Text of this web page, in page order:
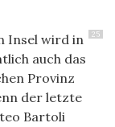
25
Insel wird in
auch das
Provinz
der letzte
Bartoli